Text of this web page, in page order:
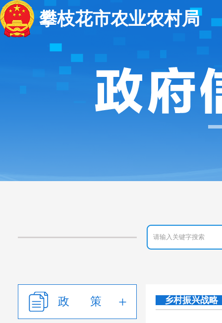
攀枝花市农业农村局
政 策 乡村振兴战略